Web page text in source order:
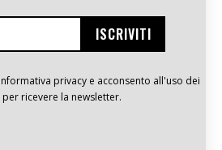
privacy e acconsento all'uso dei
ricevere la newsletter.